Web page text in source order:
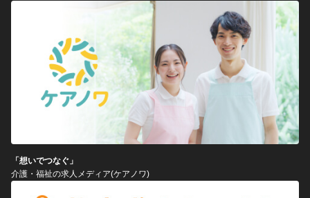
「想いでつなぐ」
介護・福祉の求人メディア(ケアノワ)